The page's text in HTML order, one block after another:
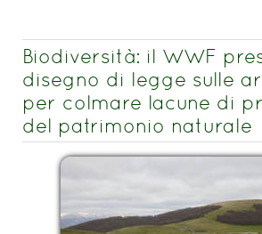
Biodiversità: il WWF
disegno di legge sulle
per colmare lacune di
del patrimonio naturale